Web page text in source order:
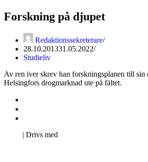
Forskning på djupet
Redaktionssekreterare
28.10.201331.05.2022
Studieliv
Av ren iver skrev han forskningsplanen till sin
Helsingfors drogmarknad ute på fältet.
| Drivs med